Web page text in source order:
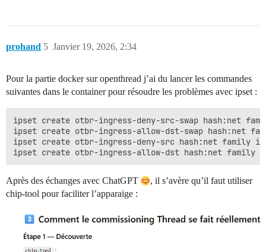
prohand Janvier 19, 2026, 2:34
5
Pour la partie docker sur openthread j’ai du lancer les commandes
suivantes dans le container pour résoudre les problèmes avec ipset :
ipset create otbr-ingress-deny-src-swap hash:net
ipset create otbr-ingress-allow-dst-swap hash:net
ipset create otbr-ingress-deny-src hash:net family
Après des échanges avec ChatGPT
, il s’avère qu’il faut utiliser
chip-tool pour faciliter l’apparaige :